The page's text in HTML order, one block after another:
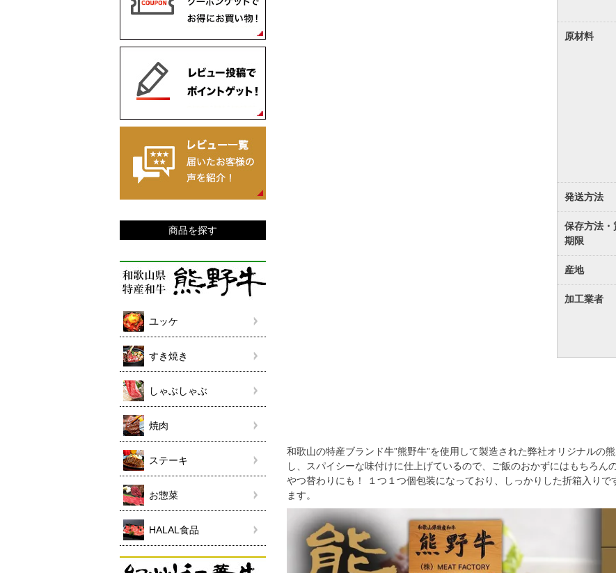
商品を探す
ユッケ
すき焼き
しゃぶしゃぶ
焼肉
ステーキ
お惣菜
HALAL食品
原材料
発送方法
保存方法・
期限
産地
加工業者
和歌山の特産ブランド牛”熊野牛”を使用して製造された弊社オリジナルの
し、スパイシーな味付けに仕上げているので、ご飯のおかずにはもちろん
やつ替わりにも！ １つ１つ個包装になっており、しっかりした折箱入り
ます。